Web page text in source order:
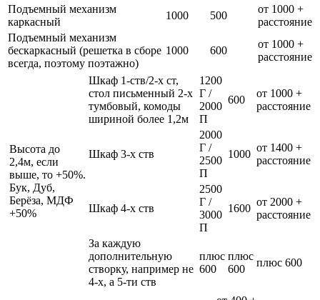
Подъемный механизм
каркасный
1000 500
от 1000 +
расстояние
Подъемный механизм
бескаркасный (решетка в сборе
всегда, поэтому поэтажно)
1000 600
от 1000 +
расстояние
Высота до
2,4м, если
выше, то +50%.
Бук, Дуб,
Берёза, МДФ
+50%
Шкаф 1-ств/2-х ст,
стол письменный 2-х
тумбовый, комоды
шириной более 1,2м
1200
Г /
2000
П
600
от 1000 +
расстояние
Шкаф 3-х ств
2000
Г /
2500
П
1000
от 1400 +
расстояние
Шкаф 4-х ств
2500
Г /
3000
П
1600
от 2000 +
расстояние
За каждую
дополнительную
створку, например не
4-х, а 5-ти ств
плюс
600
плюс
600
плюс 600